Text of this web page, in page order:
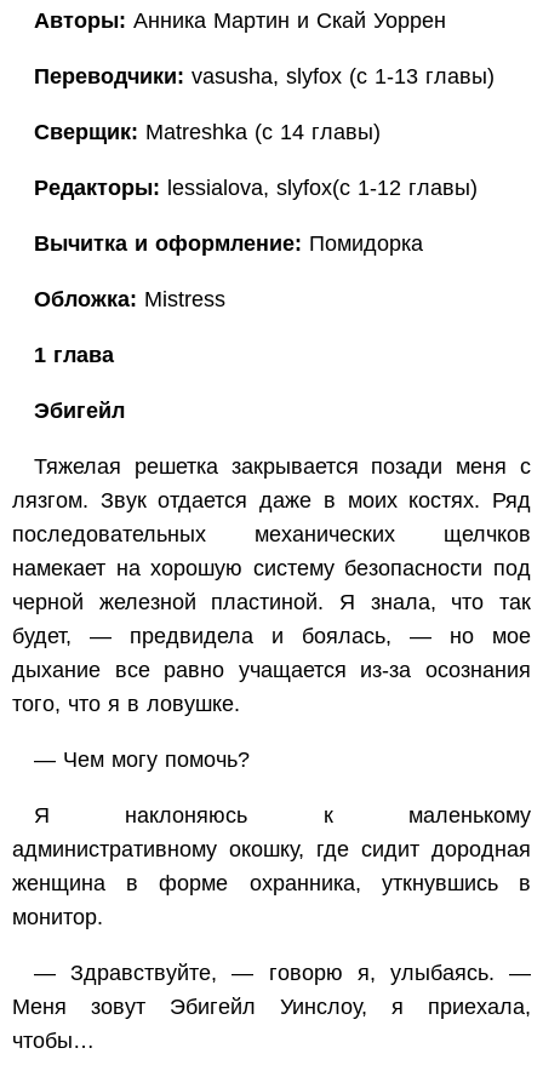
Авторы: Анника Мартин и Скай Уоррен
Переводчики: vasusha, slyfox (с 1-13 главы)
Сверщик: Matreshka (с 14 главы)
Редакторы: lessialova, slyfox(с 1-12 главы)
Вычитка и оформление: Помидорка
Обложка: Mistress
1 глава
Эбигейл
Тяжелая решетка закрывается позади меня с
лязгом. Звук отдается даже в моих костях. Ряд
последовательных механических щелчков
намекает на хорошую систему безопасности под
черной железной пластиной. Я знала, что так
будет, — предвидела и боялась, — но мое
дыхание все равно учащается из-за осознания
того, что я в ловушке.
— Чем могу помочь?
Я наклоняюсь к маленькому
административному окошку, где сидит дородная
женщина в форме охранника, уткнувшись в
монитор.
— Здравствуйте, — говорю я, улыбаясь. —
Меня зовут Эбигейл Уинслоу, я приехала,
чтобы…